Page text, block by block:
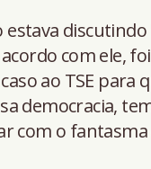
com ele,
ao TSE para
democracia,
com o fantasma